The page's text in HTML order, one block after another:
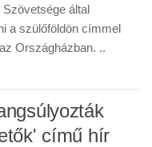
által
a szülőföldön címmel
Országházban. ..
című hír